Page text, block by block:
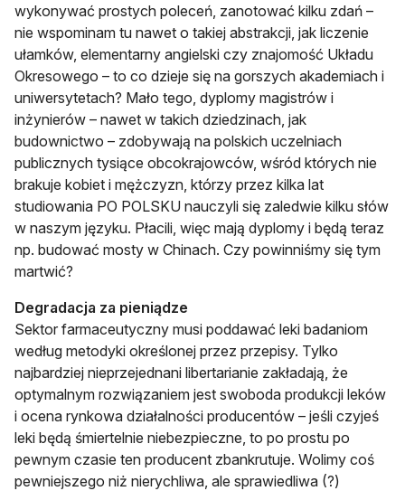
wykonywać prostych poleceń, zanotować kilku zdań –
nie wspominam tu nawet o takiej abstrakcji, jak liczenie
ułamków, elementarny angielski czy znajomość Układu
Okresowego – to co dzieje się na gorszych akademiach i
uniwersytetach? Mało tego, dyplomy magistrów i
inżynierów – nawet w takich dziedzinach, jak
budownictwo – zdobywają na polskich uczelniach
publicznych tysiące obcokrajowców, wśród których nie
brakuje kobiet i mężczyzn, którzy przez kilka lat
studiowania PO POLSKU nauczyli się zaledwie kilku słów
w naszym języku. Płacili, więc mają dyplomy i będą teraz
np. budować mosty w Chinach. Czy powinniśmy się tym
martwić?
Degradacja za pieniądze
Sektor farmaceutyczny musi poddawać leki badaniom
według metodyki określonej przez przepisy. Tylko
najbardziej nieprzejednani libertarianie zakładają, że
optymalnym rozwiązaniem jest swoboda produkcji leków
i ocena rynkowa działalności producentów – jeśli czyjeś
leki będą śmiertelnie niebezpieczne, to po prostu po
pewnym czasie ten producent zbankrutuje. Wolimy coś
pewniejszego niż nierychliwa, ale sprawiedliwa (?)